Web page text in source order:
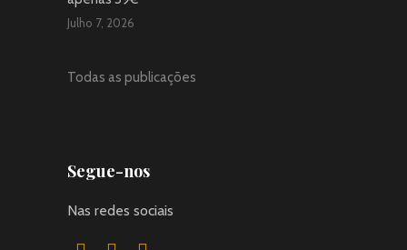
Julho 7, 2026
Todas as publicações
Segue-nos
Nas redes sociais